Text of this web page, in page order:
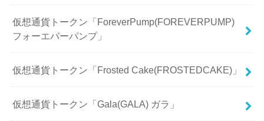
仮想通貨トークン「ForeverPump(FOREVERPUMP)
フォーエバーパンプ」
仮想通貨トークン「Frosted Cake(FROSTEDCAKE)」
仮想通貨トークン「Gala(GALA) ガラ」